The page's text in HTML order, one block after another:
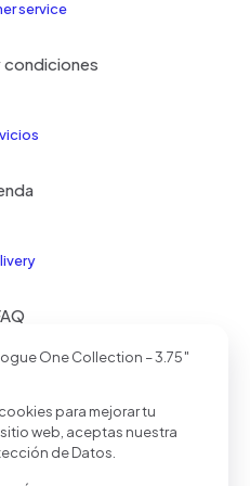
service
condiciones
reservados |
para mejorar tu
web, aceptas nuestra
de Datos